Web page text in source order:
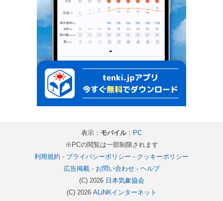
表示： モバイル｜ PC
※PCの閲覧は一部制限されます
利用規約 - プライバシーポリシー - クッキーポリシー
広告掲載- お問い合わせ- ヘルプ
(C) 2026 日本気象協会
(C) 2026 ALiNKインターネット